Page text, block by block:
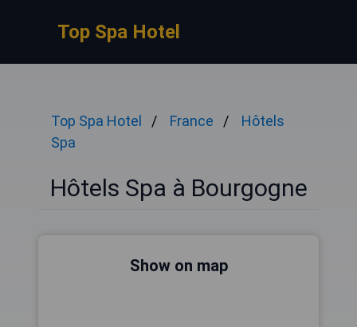
Top Spa Hotel
Top Spa Hotel France
Hôtels
Spa
Hôtels Spa à Bourgogne
Show on map